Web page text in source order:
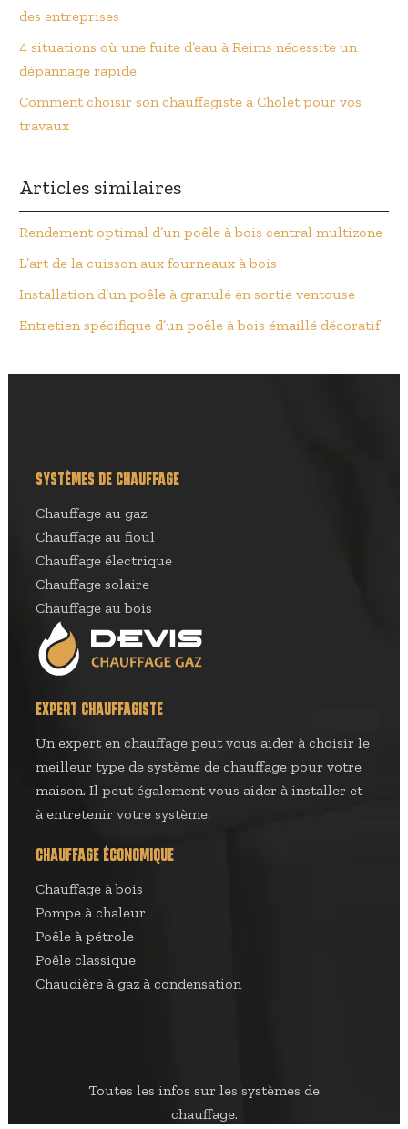
des entreprises
4 situations où une fuite d’eau à Reims nécessite un
dépannage rapide
Comment choisir son chauffagiste à Cholet pour vos
travaux
Articles similaires
Rendement optimal d’un poêle à bois central multizone
L’art de la cuisson aux fourneaux à bois
Installation d’un poêle à granulé en sortie ventouse
Entretien spécifique d’un poêle à bois émaillé décoratif
SYSTÈMES DE CHAUFFAGE
Chauffage au gaz
Chauffage au fioul
Chauffage électrique
Chauffage solaire
Chauffage au bois
EXPERT CHAUFFAGISTE
Un expert en chauffage peut vous aider à choisir le
meilleur type de système de chauffage pour votre
maison. Il peut également vous aider à installer et
à entretenir votre système.
CHAUFFAGE ÉCONOMIQUE
Chauffage à bois
Pompe à chaleur
Poêle à pétrole
Poêle classique
Chaudière à gaz à condensation
Toutes les infos sur les systèmes de
chauffage.